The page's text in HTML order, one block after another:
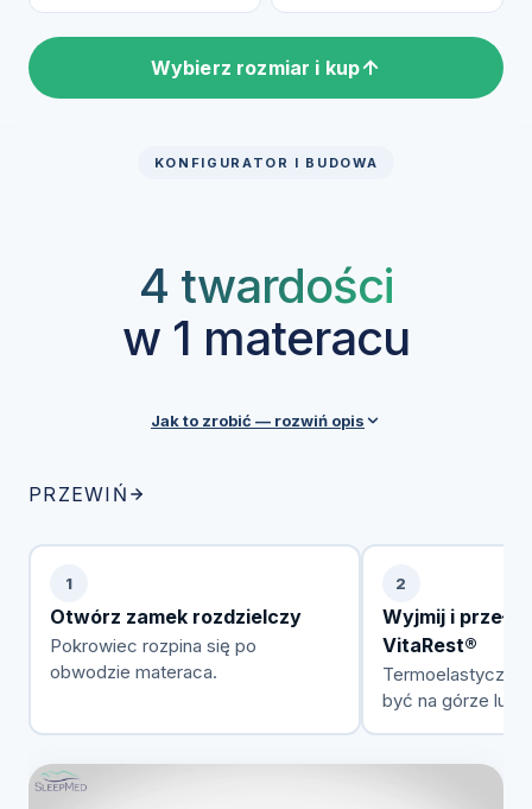
Wybierz rozmiar i kup
KONFIGURATOR I BUDOWA
4 twardości
w 1 materacu
Jak to zrobić — rozwiń opis
pokrowiec z zamkiem rozdzielczym, który ułatwia
wagi czy stanu zdrowia.
PRZEWIŃ
1
Otwórz zamek rozdzielczy
Pokrowiec rozpina się po
obwodzie materaca.
2
Wyjmij i
VitaRest®
Termoelastyczna
być na górze lub